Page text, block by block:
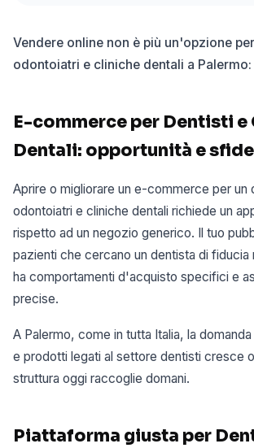
Vendere online non è più un'opzione
odontoiatri e cliniche dentali a Palermo:
E-commerce per Dentisti e
Dentali: opportunità e
Aprire o migliorare un e-commerce per un
odontoiatri e cliniche dentali richiede un
rispetto ad un negozio generico. Il tuo
pazienti che cercano un dentista di
ha comportamenti d'acquisto specifici e
precise.
A Palermo, come in tutta Italia, la
e prodotti legati al settore dentisti cresce
struttura oggi raccoglie domani.
Piattaforma giusta per